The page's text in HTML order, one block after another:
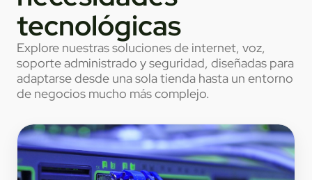
tecnológicas
Explore nuestras soluciones de internet, voz,
soporte administrado y seguridad, diseñadas para
adaptarse desde una sola tienda hasta un entorno
de negocios mucho más complejo.